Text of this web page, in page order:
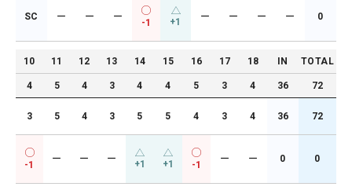
SC ー ー ー
-1 +1 ー ー ー ー 0
10 11 12 13 14 15 16 17 18 IN TOTAL
4 5 4 3 4 4 5 3 4 36 72
3 5 4 3 5 5 4 3 4 36 72
-1
ー ー ー +1 +1 -1
ー ー 0 0